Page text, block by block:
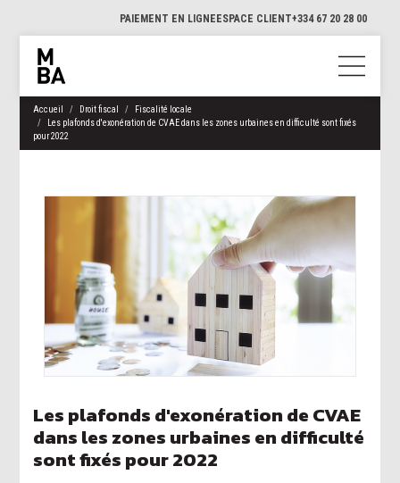
PAIEMENT EN LIGNEESPACE CLIENT+334 67 20 28 00
Accueil Droit fiscal
Fiscalité locale
Les plafonds d'exonération de CVAE dans les zones urbaines en difficulté sont fixés
pour 2022
Les plafonds d'exonération de CVAE
dans les zones urbaines en difficulté
sont fixés pour 2022